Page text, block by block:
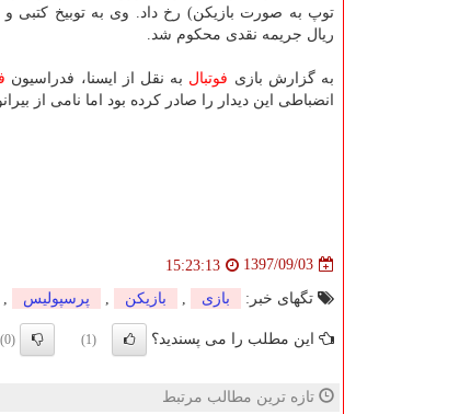
ریال جریمه نقدی محكوم شد.
به گزارش بازی فوتبال به نقل از ایسنا، فدراسیون
انضباطی این دیدار را صادر كرده بود اما نامی از
1397/09/03
15:23:13
تگهای خبر: بازی بازیكن پرسپولیس
این مطلب را می پسندید؟ (1)
(0)
تازه ترین مطالب مرتبط